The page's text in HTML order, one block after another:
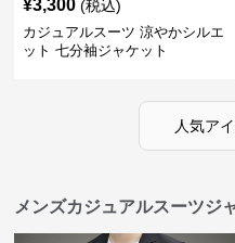
¥3,300 (税込)
カジュアルスーツ 涼やかシルエ
ット 七分袖ジャケット
人気ア
メンズカジュアルスーツジ